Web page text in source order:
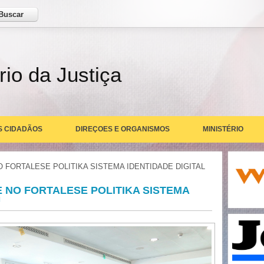
da Justiça
CIDADÃOS DIREÇOES E ORGANISMOS MINISTÉRIO
FORTALESE POLITIKA SISTEMA IDENTIDADE DIGITAL
NO FORTALESE POLITIKA SISTEMA